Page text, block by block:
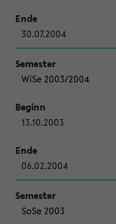
30.07.2004
WiSe 2003/2004
13.10.2003
06.02.2004
SoSe 2003